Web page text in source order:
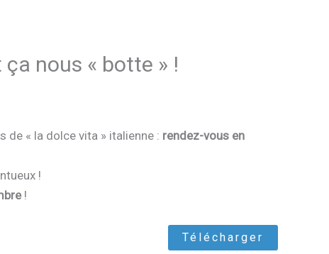
nous « botte » !
de « la dolce vita » italienne : rendez-vous en
!
!
Télécharger